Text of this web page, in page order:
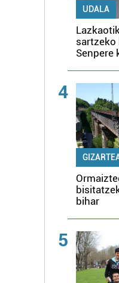
UDALA
sartzeko
Senpere
4
bihar
5